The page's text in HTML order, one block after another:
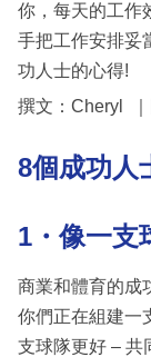
你，每天的工作
手把工作安排妥
功人士的心得!
撰文：Cheryl
8個成功人
1・像一支
商業和體育的成
你們正在組建一
支球隊更好 – 共